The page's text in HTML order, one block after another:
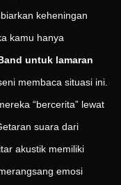
keheningan
kamu hanya
untuk lamaran
membaca situasi ini.
“bercerita” lewat
suara dari
akustik memiliki
emosi